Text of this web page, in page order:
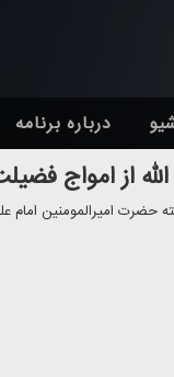
درباره برنامه
از امواج
حضرت امیرالمومنین امام